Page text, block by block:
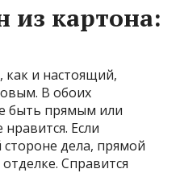
картона:
и настоящий,
В обоих
быть прямым или
Если
дела, прямой
Справится